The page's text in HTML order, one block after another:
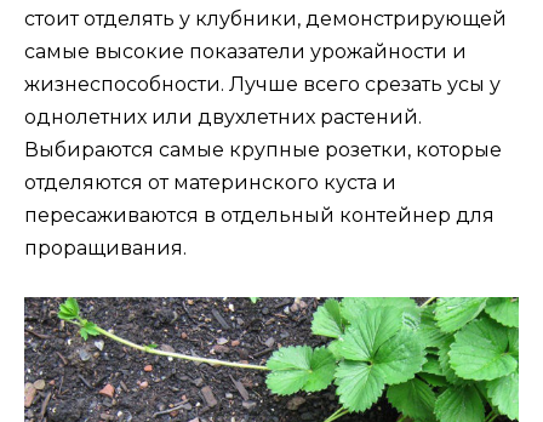
стоит отделять у клубники, демонстрирующей
самые высокие показатели урожайности и
жизнеспособности. Лучше всего срезать усы у
однолетних или двухлетних растений.
Выбираются самые крупные розетки, которые
отделяются от материнского куста и
пересаживаются в отдельный контейнер для
проращивания.